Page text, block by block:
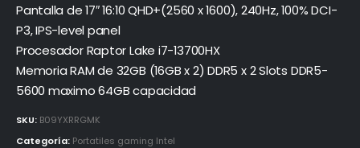
Pantalla de 17″ 16:10 QHD+(2560 x 1600), 240Hz, 100% DCI-
P3, IPS-level panel
Procesador Raptor Lake i7-13700HX
Memoria RAM de 32GB (16GB x 2) DDR5 x 2 Slots DDR5-
5600 maximo 64GB capacidad
SKU: B09YXRRGMK
Categoría: Portatiles gaming Intel